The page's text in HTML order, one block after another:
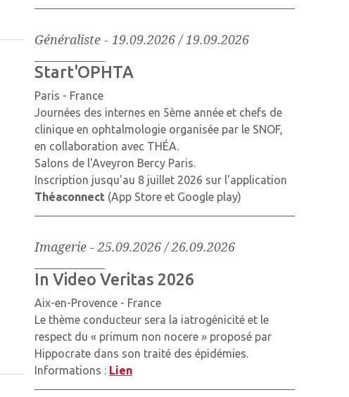
Généraliste - 19.09.2026 / 19.09.2026
Start'OPHTA
Paris - France
Journées des internes en 5ème année et chefs de
clinique en ophtalmologie organisée par le SNOF,
en collaboration avec THÉA.
Salons de l'Aveyron Bercy Paris.
Inscription jusqu'au 8 juillet 2026 sur l'application
Théaconnect (App Store et Google play)
Imagerie -25.09.2026 / 26.09.2026
In Video Veritas 2026
Aix-en-Provence - France
Le thème conducteur sera la iatrogénicité et le
respect du « primum non nocere » proposé par
Hippocrate dans son traité des épidémies.
Informations : Lien